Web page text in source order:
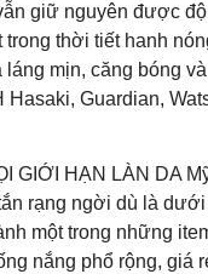
giữ nguyên được
thời tiết hanh
mịn, căng bóng
Guardian,
GIỚI HẠN LÀN DA
rạng ngời dù là
một trong những
nắng phổ rộng, giá